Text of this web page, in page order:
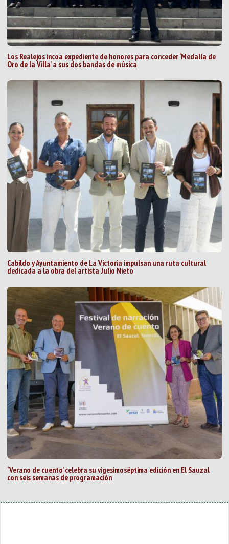
Los Realejos incoa expediente de honores para conceder ‘Medalla de
Oro de la Villa’ a sus dos bandas de música
Cabildo y Ayuntamiento de La Victoria impulsan una ruta cultural
dedicada a la obra del artista Julio Nieto
‘Verano de cuento’ celebra su vigesimoséptima edición en El Sauzal
con seis semanas de programación